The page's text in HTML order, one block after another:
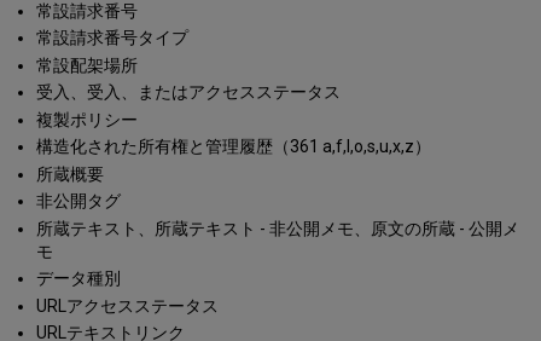
常設請求番号
常設請求番号タイプ
常設配架場所
受入、受入、またはアクセスステータス
複製ポリシー
構造化された所有権と管理履歴（361 a,f,l,o,s,u,x,z）
所蔵概要
非公開タグ
所蔵テキスト、所蔵テキスト - 非公開メモ、原文の所蔵 - 公開メ
モ
データ種別
URLアクセスステータス
URLテキストリンク